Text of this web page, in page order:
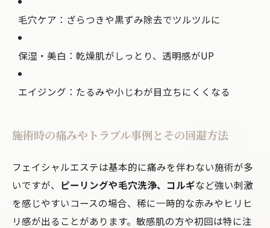
毛穴ケア：ざらつきや黒ずみ除去でツルツルに
保湿・美白：乾燥肌がしっとり、透明感がUP
エイジング：たるみや小じわが目立ちにくくなる
施術時の痛みやトラブル事例とその回避方法
フェイシャルエステは基本的に痛みを伴わない施術が多
いですが、 ピーリングや毛穴洗浄、コルギなど強い刺激
を感じやすいコースの場合、稀に一時的な赤みやヒリヒ
リ感が出ることがあります。敏感肌の方や初回は特に注